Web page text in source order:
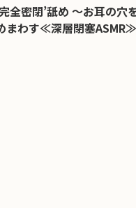
全密閉’舐め 〜お耳の穴
まわす≪深層閉塞